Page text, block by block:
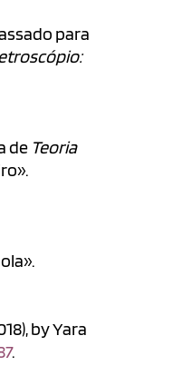
para
de Teoria
by Yara
.